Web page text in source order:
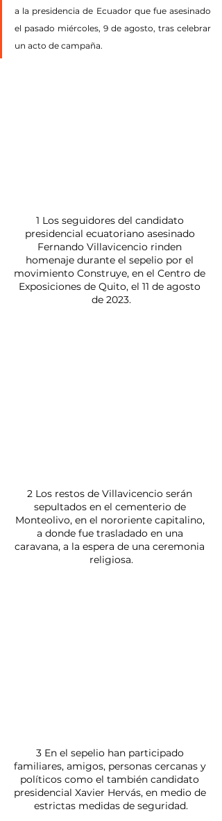
a la presidencia de Ecuador que fue asesinado
el pasado miércoles, 9 de agosto, tras celebrar
un acto de campaña.
1 Los seguidores del candidato
presidencial ecuatoriano asesinado
Fernando Villavicencio rinden
homenaje durante el sepelio por el
movimiento Construye, en el Centro de
Exposiciones de Quito, el 11 de agosto
de 2023.
2 Los restos de Villavicencio serán
sepultados en el cementerio de
Monteolivo, en el nororiente capitalino,
a donde fue trasladado en una
caravana, a la espera de una ceremonia
religiosa.
3 En el sepelio han participado
familiares, amigos, personas cercanas y
políticos como el también candidato
presidencial Xavier Hervás, en medio de
estrictas medidas de seguridad.